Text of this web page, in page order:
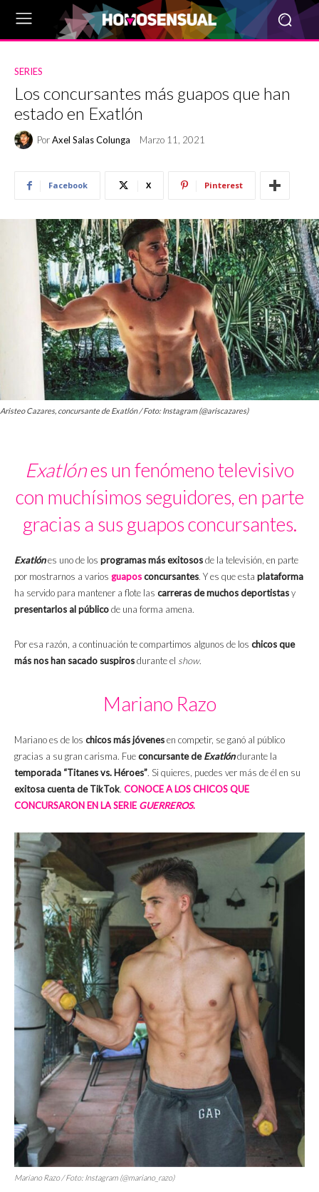
SERIES
Los concursantes más guapos que han
estado en Exatlón
PorAxel Salas Colunga Marzo 11, 2021
Facebook X Pinterest
Aristeo Cazares, concursante de Exatlón / Foto: Instagram (@ariscazares)
Exatlónes un fenómeno televisivo
con muchísimos seguidores, en parte
gracias a sus guapos concursantes.
Exatlónes uno de los programas más exitososde la televisión, en parte
por mostrarnos a varios guaposconcursantes. Y es que esta plataforma
ha servido para mantener a flote las carreras de muchos deportistasy
presentarlos al públicode una forma amena.
Por esa razón, a continuación te compartimos algunos de los chicos que
más nos han sacado suspirosdurante el show.
Mariano Razo
Mariano es de los chicos más jóvenesen competir, se ganó al público
gracias a su gran carisma. Fueconcursante deExatlóndurante la
temporada “Titanes vs. Héroes”. Si quieres, puedes ver más de él en su
exitosa cuenta de TikTok. CONOCE A LOS CHICOS QUE
CONCURSARON EN LA SERIE GUERREROS.
Mariano Razo / Foto: Instagram (@mariano_razo)